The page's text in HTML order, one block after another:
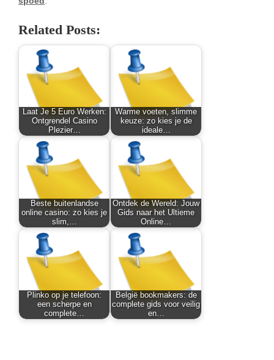
Related Posts:
Laat Je 5 Euro Werken:
Ontgrendel Casino
Plezier…
Warme voeten, slimme
keuze: zo kies je de
ideale…
Beste buitenlandse
online casino: zo kies je
slim,…
Ontdek de Wereld: Jouw
Gids naar het Ultieme
Online…
Plinko op je telefoon:
een scherpe en
complete…
België bookmakers: de
complete gids voor veilig
en…